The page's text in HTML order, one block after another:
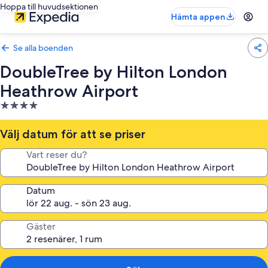
Hoppa till huvudsektionen
Hämta appen
Se alla boenden
DoubleTree by Hilton London
Heathrow Airport
4.0-
stjärnigt
boende
Välj datum för att se priser
Vart reser du?
Datum
Gäster